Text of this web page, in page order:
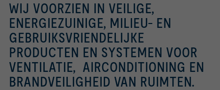
WIJ VOORZIEN IN VEILIGE,
ENERGIEZUINIGE, MILIEU- EN
GEBRUIKSVRIENDELIJKE
PRODUCTEN EN SYSTEMEN VOOR
VENTILATIE, AIRCONDITIONING EN
BRANDVEILIGHEID VAN RUIMTEN.